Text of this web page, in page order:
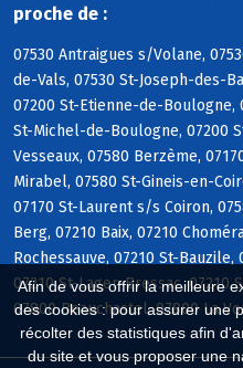
Afin de vous offrir la meilleure
des cookies : pour assurer une
récolter des statistiques afin
du site et vous proposer une
proche de :
07530 Antraigues s/Volane,
de-Vals, 07530 St-Joseph-des-
07200 St-Etienne-de-Boulogne,
St-Michel-de-Boulogne, 07200
Vesseaux, 07580 Berzème,
Mirabel, 07580 St-Gineis-en-
07170 St-Laurent s/s Coiron,
Berg, 07210 Baix, 07210
Rochessauve, 07210 St-
07210 St-Lager-Bressac, 07210
07800 Beauchastel, 07800 La